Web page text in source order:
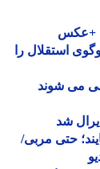
استقلال را
شوند
شد
حتی مربی/